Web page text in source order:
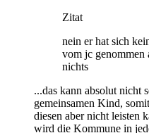
Zitat
nein er hat sich
vom jc genommen
nichts
...das kann absolut nicht
gemeinsamen Kind,
diesen aber nicht leisten
wird die Kommune in